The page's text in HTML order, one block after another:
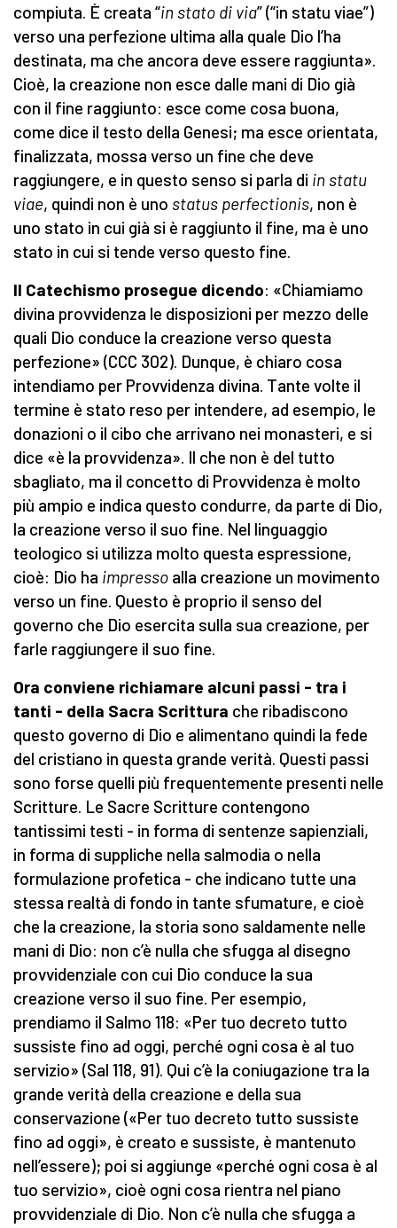
compiuta. È creata “in stato di via” (“in statu viae”)
verso una perfezione ultima alla quale Dio l’ha
destinata, ma che ancora deve essere raggiunta».
Cioè, la creazione non esce dalle mani di Dio già
con il fine raggiunto: esce come cosa buona,
come dice il testo della Genesi; ma esce orientata,
finalizzata, mossa verso un fine che deve
raggiungere, e in questo senso si parla di in statu
viae, quindi non è uno status perfectionis, non è
uno stato in cui già si è raggiunto il fine, ma è uno
stato in cui si tende verso questo fine.
Il Catechismo prosegue dicendo: «Chiamiamo
divina provvidenza le disposizioni per mezzo delle
quali Dio conduce la creazione verso questa
perfezione» (CCC 302). Dunque, è chiaro cosa
intendiamo per Provvidenza divina. Tante volte il
termine è stato reso per intendere, ad esempio, le
donazioni o il cibo che arrivano nei monasteri, e si
dice «è la provvidenza». Il che non è del tutto
sbagliato, ma il concetto di Provvidenza è molto
più ampio e indica questo condurre, da parte di Dio,
la creazione verso il suo fine. Nel linguaggio
teologico si utilizza molto questa espressione,
cioè: Dio ha impresso alla creazione un movimento
verso un fine. Questo è proprio il senso del
governo che Dio esercita sulla sua creazione, per
farle raggiungere il suo fine.
Ora conviene richiamare alcuni passi - tra i
tanti - della Sacra Scrittura che ribadiscono
questo governo di Dio e alimentano quindi la fede
del cristiano in questa grande verità. Questi passi
sono forse quelli più frequentemente presenti nelle
Scritture. Le Sacre Scritture contengono
tantissimi testi - in forma di sentenze sapienziali,
in forma di suppliche nella salmodia o nella
formulazione profetica - che indicano tutte una
stessa realtà di fondo in tante sfumature, e cioè
che la creazione, la storia sono saldamente nelle
mani di Dio: non c’è nulla che sfugga al disegno
provvidenziale con cui Dio conduce la sua
creazione verso il suo fine. Per esempio,
prendiamo il Salmo 118: «Per tuo decreto tutto
sussiste fino ad oggi, perché ogni cosa è al tuo
servizio» (Sal 118, 91). Qui c’è la coniugazione tra la
grande verità della creazione e della sua
conservazione («Per tuo decreto tutto sussiste
fino ad oggi», è creato e sussiste, è mantenuto
nell’essere); poi si aggiunge «perché ogni cosa è al
tuo servizio», cioè ogni cosa rientra nel piano
provvidenziale di Dio. Non c’è nulla che sfugga a